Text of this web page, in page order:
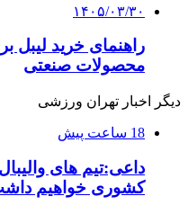
۱۴۰۵/۰۳/۳۰
راهنمای خرید لیبل
محصولات صنعتی
دیگر اخبار تهران ورزشی
18 ساعت پیش
داعی:تیم های
کشوری خواهیم